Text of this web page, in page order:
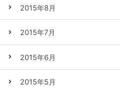
2015年8月
2015年7月
2015年6月
2015年5月